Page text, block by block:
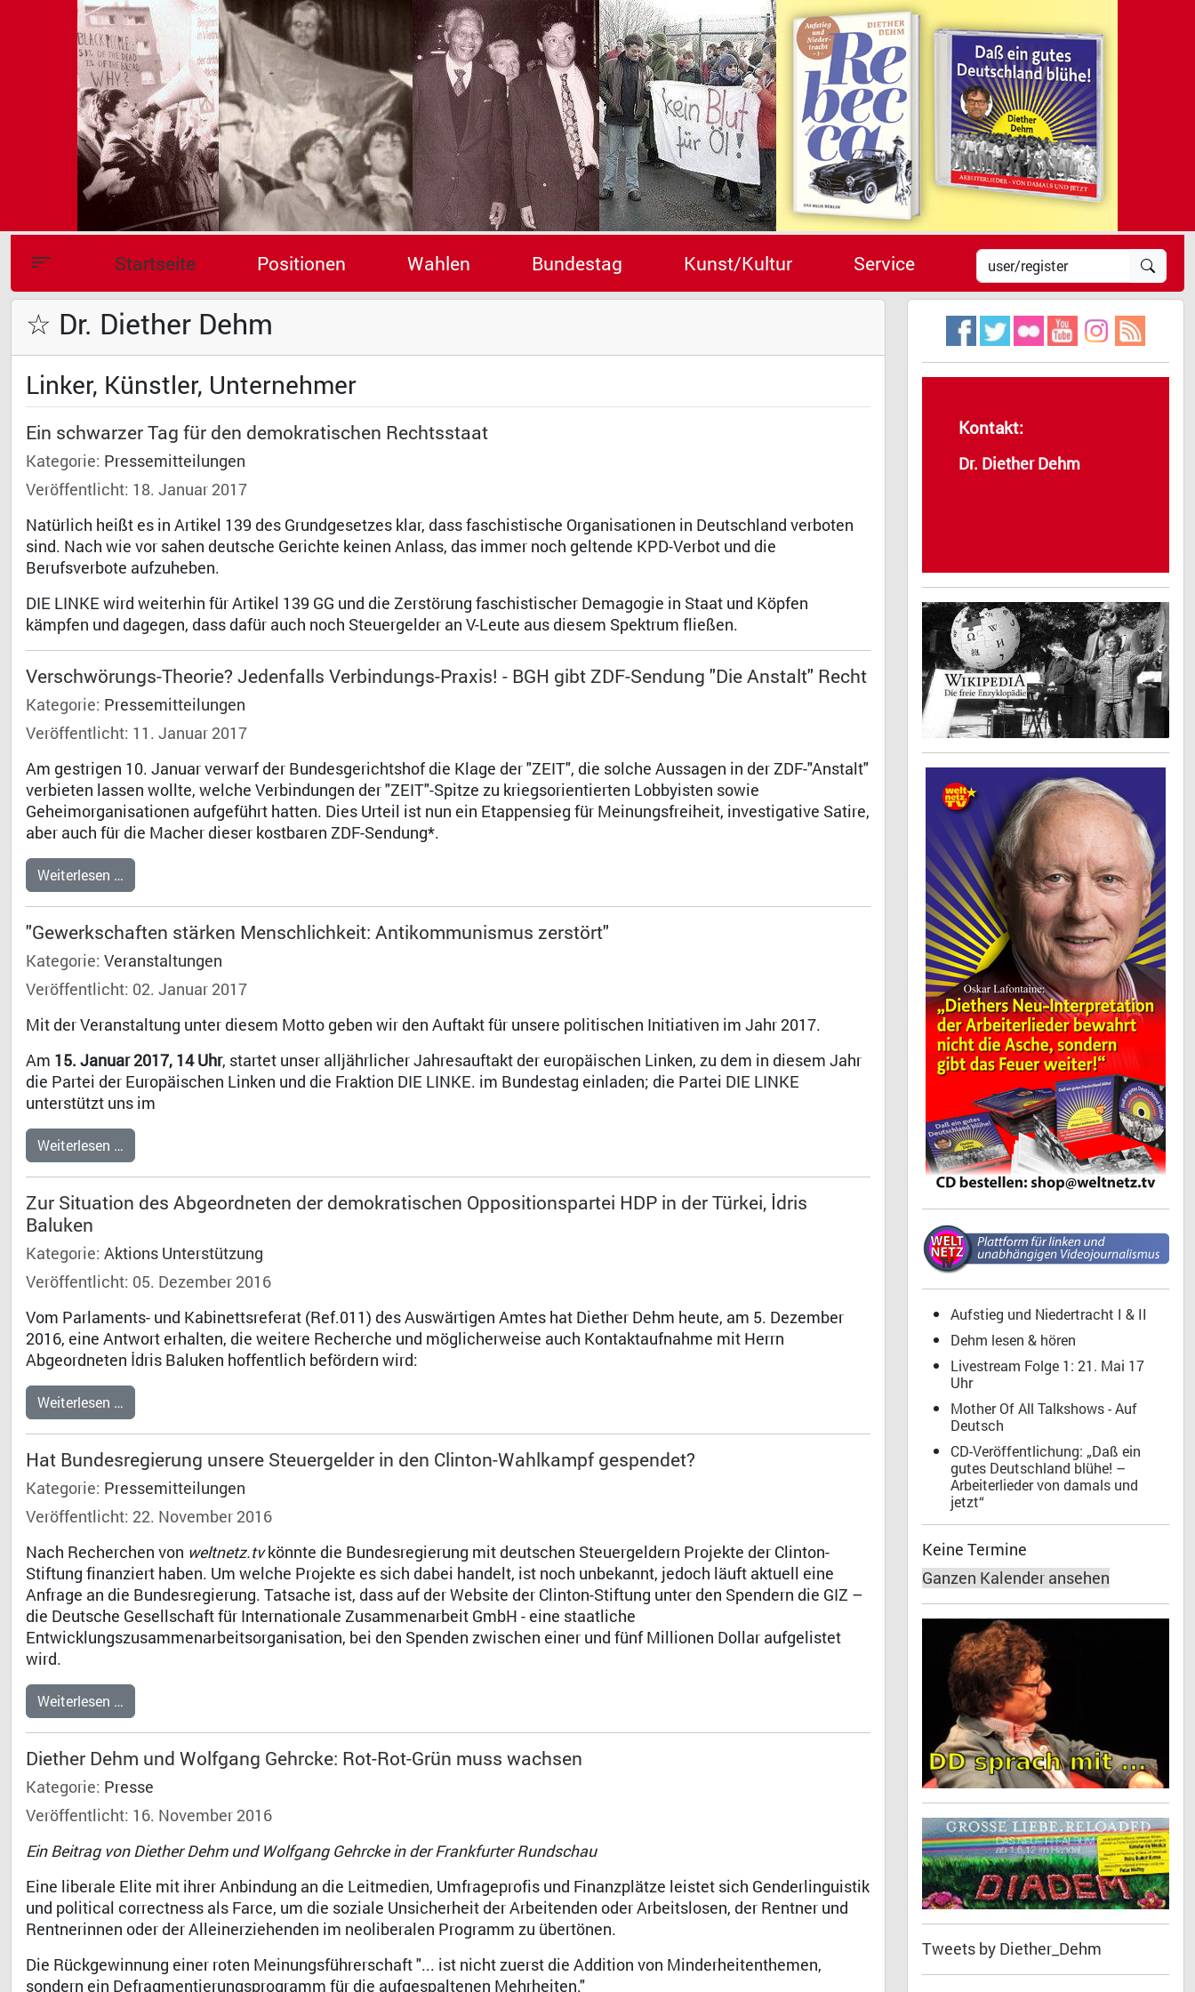
Startseite Positionen Wahlen Bundestag Kunst/Kultur Service
☆ Dr. Diether Dehm
Linker, Künstler, Unternehmer
Ein schwarzer Tag für den demokratischen Rechtsstaat
Kategorie: Pressemitteilungen
Veröffentlicht: 18. Januar 2017
Natürlich heißt es in Artikel 139 des Grundgesetzes klar, dass faschistische Organisationen in Deutschland verboten
sind. Nach wie vor sahen deutsche Gerichte keinen Anlass, das immer noch geltende KPD-Verbot und die
Berufsverbote aufzuheben.
DIE LINKE wird weiterhin für Artikel 139 GG und die Zerstörung faschistischer Demagogie in Staat und Köpfen
kämpfen und dagegen, dass dafür auch noch Steuergelder an V-Leute aus diesem Spektrum fließen.
Verschwörungs-Theorie? Jedenfalls Verbindungs-Praxis! - BGH gibt ZDF-Sendung "Die Anstalt" Recht
Kategorie: Pressemitteilungen
Veröffentlicht: 11. Januar 2017
Am gestrigen 10. Januar verwarf der Bundesgerichtshof die Klage der "ZEIT", die solche Aussagen in der ZDF-"Anstalt"
verbieten lassen wollte, welche Verbindungen der "ZEIT"-Spitze zu kriegsorientierten Lobbyisten sowie
Geheimorganisationen aufgeführt hatten. Dies Urteil ist nun ein Etappensieg für Meinungsfreiheit, investigative Satire,
aber auch für die Macher dieser kostbaren ZDF-Sendung*.
Weiterlesen …
"Gewerkschaften stärken Menschlichkeit: Antikommunismus zerstört"
Kategorie: Veranstaltungen
Veröffentlicht: 02. Januar 2017
Mit der Veranstaltung unter diesem Motto geben wir den Auftakt für unsere politischen Initiativen im Jahr 2017.
Am 15. Januar 2017, 14 Uhr, startet unser alljährlicher Jahresauftakt der europäischen Linken, zu dem in diesem Jahr
die Partei der Europäischen Linken und die Fraktion DIE LINKE. im Bundestag einladen; die Partei DIE LINKE
unterstützt uns im
Weiterlesen …
Zur Situation des Abgeordneten der demokratischen Oppositionspartei HDP in der Türkei, İdris
Baluken
Kategorie: Aktions Unterstützung
Veröffentlicht: 05. Dezember 2016
Vom Parlaments- und Kabinettsreferat (Ref.011) des Auswärtigen Amtes hat Diether Dehm heute, am 5. Dezember
2016, eine Antwort erhalten, die weitere Recherche und möglicherweise auch Kontaktaufnahme mit Herrn
Abgeordneten İdris Baluken hoffentlich befördern wird:
Weiterlesen …
Hat Bundesregierung unsere Steuergelder in den Clinton-Wahlkampf gespendet?
Kategorie: Pressemitteilungen
Veröffentlicht: 22. November 2016
Nach Recherchen von weltnetz.tvkönnte die Bundesregierung mit deutschen Steuergeldern Projekte der Clinton-
Stiftung finanziert haben. Um welche Projekte es sich dabei handelt, ist noch unbekannt, jedoch läuft aktuell eine
Anfrage an die Bundesregierung. Tatsache ist, dass auf der Website der Clinton-Stiftung unter den Spendern die GIZ –
die Deutsche Gesellschaft für Internationale Zusammenarbeit GmbH - eine staatliche
Entwicklungszusammenarbeitsorganisation, bei den Spenden zwischen einer und fünf Millionen Dollar aufgelistet
wird.
Weiterlesen …
Diether Dehm und Wolfgang Gehrcke: Rot-Rot-Grün muss wachsen
Kategorie: Presse
Veröffentlicht: 16. November 2016
Ein Beitrag von Diether Dehm und Wolfgang Gehrcke in der Frankfurter Rundschau
Eine liberale Elite mit ihrer Anbindung an die Leitmedien, Umfrageprofis und Finanzplätze leistet sich Genderlinguistik
und political correctness als Farce, um die soziale Unsicherheit der Arbeitenden oder Arbeitslosen, der Rentner und
Rentnerinnen oder der Alleinerziehenden im neoliberalen Programm zu übertönen.
Die Rückgewinnung einer roten Meinungsführerschaft "... ist nicht zuerst die Addition von Minderheitenthemen,
sondern ein Defragmentierungsprogramm für die aufgespaltenen Mehrheiten."
Kontakt:
Dr. Diether Dehm
Aufstieg und Niedertracht I & II
Dehm lesen & hören
Livestream Folge 1: 21. Mai 17
Uhr
Mother Of All Talkshows - Auf
Deutsch
CD-Veröffentlichung: „Daß ein
gutes Deutschland blühe! –
Arbeiterlieder von damals und
jetzt“
Keine Termine
Ganzen Kalender ansehen
Tweets by Diether_Dehm